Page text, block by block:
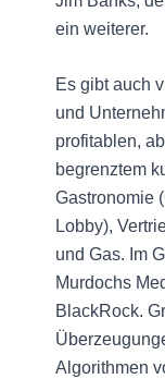
ein weiterer.
Es gibt auch
und
profitablen,
begrenztem
Gastronomie
Lobby),
und Gas. Im
Murdochs
BlackRock.
Algorithmen